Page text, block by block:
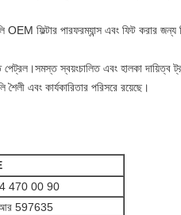
ফিল্টার পারফরম্যান্স এবং ফিট করার জন্য
স্বয়ংচালিত এবং হালকা দায়িত্ব
এবং কার্যকারিতার পরিসরে রয়েছে।
470 00 90
597635